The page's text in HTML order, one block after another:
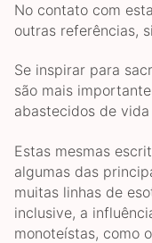
No contato com
outras referências,
Se inspirar para
são mais
abastecidos de
Estas mesmas
algumas das
muitas linhas de
inclusive, a
monoteístas, como